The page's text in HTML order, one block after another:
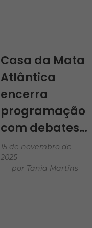
Casa da Mata
Atlântica
encerra
programação
com debates…
15 de novembro de
2025
por Tania Martins